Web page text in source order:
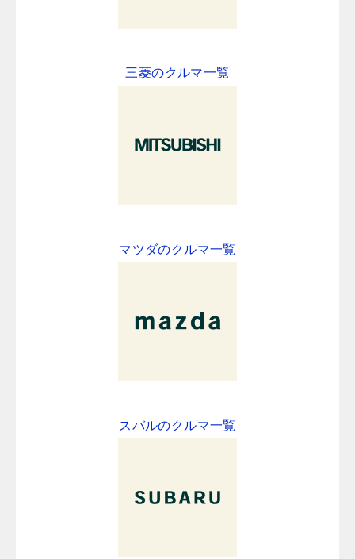
三菱のクルマ一覧
マツダのクルマ一覧
スバルのクルマ一覧